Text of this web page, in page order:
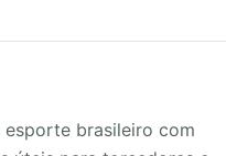
esporte brasileiro com